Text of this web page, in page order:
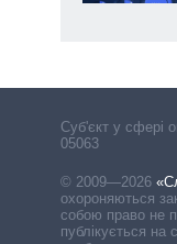
Cуб'єкт у сфері
05063
© 2009—2026
охороняються
собою право не
публікується на